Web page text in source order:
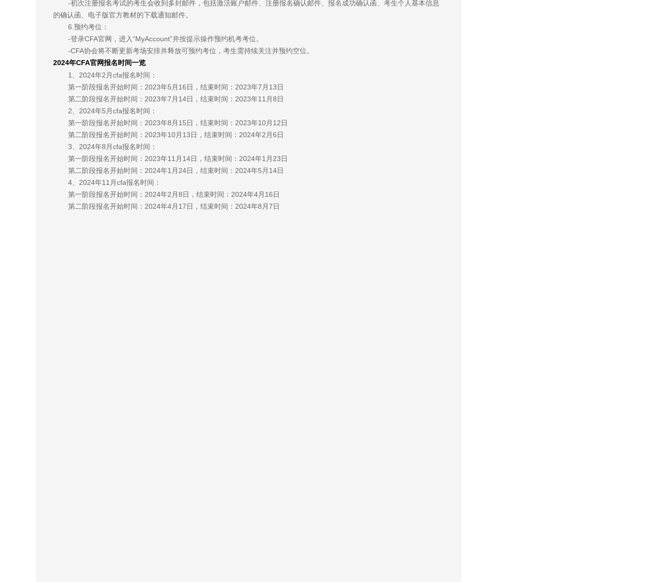
-初次注册报名考试的考生会收到多封邮件，包括激活账户邮件、注册报名确认邮件、报名成功确认函、考生个人基本信息
的确认函、电子版官方教材的下载通知邮件。
6.预约考位：
-登录CFA官网，进入“MyAccount”并按提示操作预约机考考位。
-CFA协会将不断更新考场安排并释放可预约考位，考生需持续关注并预约空位。
2024年CFA官网报名时间一览
1、2024年2月cfa报名时间：
第一阶段报名开始时间：2023年5月16日，结束时间：2023年7月13日
第二阶段报名开始时间：2023年7月14日，结束时间：2023年11月8日
2、2024年5月cfa报名时间：
第一阶段报名开始时间：2023年8月15日，结束时间：2023年10月12日
第二阶段报名开始时间：2023年10月13日，结束时间：2024年2月6日
3、2024年8月cfa报名时间：
第一阶段报名开始时间：2023年11月14日，结束时间：2024年1月23日
第二阶段报名开始时间：2024年1月24日，结束时间：2024年5月14日
4、2024年11月cfa报名时间：
第一阶段报名开始时间：2024年2月8日，结束时间：2024年4月16日
第二阶段报名开始时间：2024年4月17日，结束时间：2024年8月7日